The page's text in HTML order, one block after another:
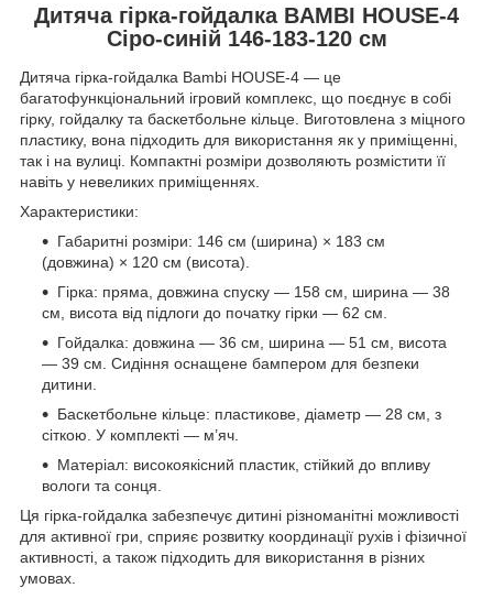
Дитяча гірка-гойдалка BAMBI HOUSE-4
Сіро-синій 146-183-120 см
Дитяча гірка-гойдалка Bambi HOUSE-4 — це
багатофункціональний ігровий комплекс, що поєднує в собі
гірку, гойдалку та баскетбольне кільце. Виготовлена з міцного
пластику, вона підходить для використання як у приміщенні,
так і на вулиці. Компактні розміри дозволяють розмістити її
навіть у невеликих приміщеннях.
Характеристики:
Габаритні розміри: 146 см (ширина) × 183 см
(довжина) × 120 см (висота).
Гірка: пряма, довжина спуску — 158 см, ширина — 38
см, висота від підлоги до початку гірки — 62 см.
Гойдалка: довжина — 36 см, ширина — 51 см, висота
— 39 см. Сидіння оснащене бампером для безпеки
дитини.
Баскетбольне кільце: пластикове, діаметр — 28 см, з
сіткою. У комплекті — м’яч.
Матеріал: високоякісний пластик, стійкий до впливу
вологи та сонця.
Ця гірка-гойдалка забезпечує дитині різноманітні можливості
для активної гри, сприяє розвитку координації рухів і фізичної
активності, а також підходить для використання в різних
умовах.